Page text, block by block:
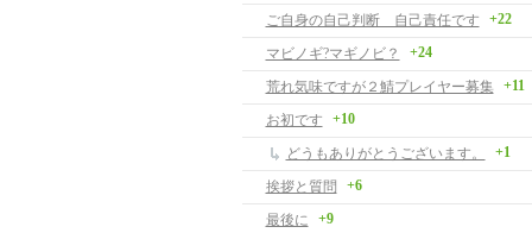
ご自身の自己判断 自己責任です +22
マビノギ?マギノビ？ +24
荒れ気味ですが２鯖プレイヤー募集 +11
お初です +10
どうもありがとうございます。 +1
挨拶と質問 +6
最後に +9